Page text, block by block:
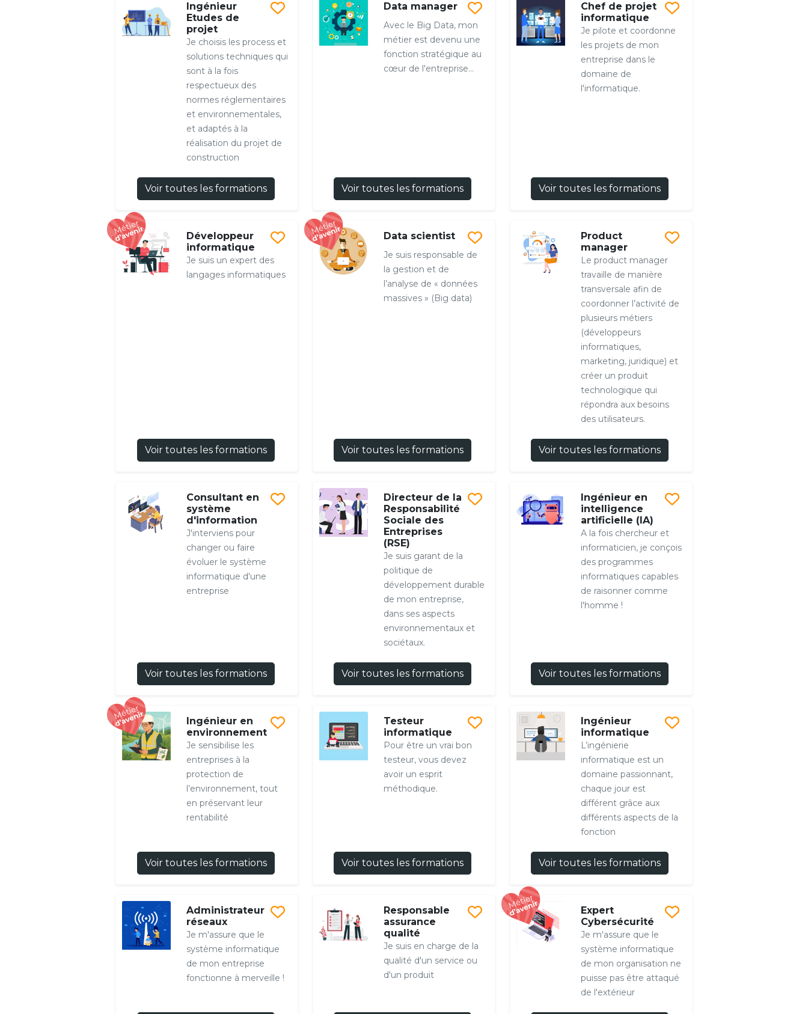
Ingénieur
Etudes de
projet
Je choisis les process et
solutions techniques qui
sont à la fois
respectueux des
normes réglementaires
et environnementales,
et adaptés à la
réalisation du projet de
construction
Voir toutes les formations
Data manager
Avec le Big Data, mon
métier est devenu une
fonction stratégique au
cœur de l'entreprise...
Voir toutes les formations
Chef de projet
informatique
Je pilote et coordonne
les projets de mon
entreprise dans le
domaine de
l'informatique.
Voir toutes les formations
Développeur
informatique
Je suis un expert des
langages informatiques
Voir toutes les formations
Data scientist
Je suis responsable de
la gestion et de
l’analyse de « données
massives » (Big data)
Voir toutes les formations
Product
manager
Le product manager
travaille de manière
transversale afin de
coordonner l’activité de
plusieurs métiers
(développeurs
informatiques,
marketing, juridique) et
créer un produit
technologique qui
répondra aux besoins
des utilisateurs.
Voir toutes les formations
Consultant en
système
d'information
J'interviens pour
changer ou faire
évoluer le système
informatique d'une
entreprise
Voir toutes les formations
Directeur de la
Responsabilité
Sociale des
Entreprises
(RSE)
Je suis garant de la
politique de
développement durable
de mon entreprise,
dans ses aspects
environnementaux et
sociétaux.
Voir toutes les formations
Ingénieur en
intelligence
artificielle (IA)
A la fois chercheur et
informaticien, je conçois
des programmes
informatiques capables
de raisonner comme
l'homme !
Voir toutes les formations
Ingénieur en
environnement
Je sensibilise les
entreprises à la
protection de
l’environnement, tout
en préservant leur
rentabilité
Voir toutes les formations
Testeur
informatique
Pour être un vrai bon
testeur, vous devez
avoir un esprit
méthodique.
Voir toutes les formations
Ingénieur
informatique
L’ingénierie
informatique est un
domaine passionnant,
chaque jour est
différent grâce aux
différents aspects de la
fonction
Voir toutes les formations
Administrateur
réseaux
Je m'assure que le
système informatique
de mon entreprise
fonctionne à merveille !
Responsable
assurance
qualité
Je suis en charge de la
qualité d'un service ou
d'un produit
Expert
Cybersécurité
Je m'assure que le
système informatique
de mon organisation ne
puisse pas être attaqué
de l'extérieur